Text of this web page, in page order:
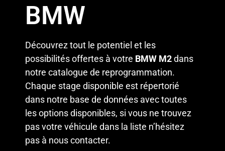
BMW
Découvrez tout le potentiel et les
possibilités offertes à votre BMW M2dans
notre catalogue de reprogrammation.
Chaque stage disponible est répertorié
dans notre base de données avec toutes
les options disponibles, si vous ne trouvez
pas votre véhicule dans la liste n’hésitez
pas à nous contacter.